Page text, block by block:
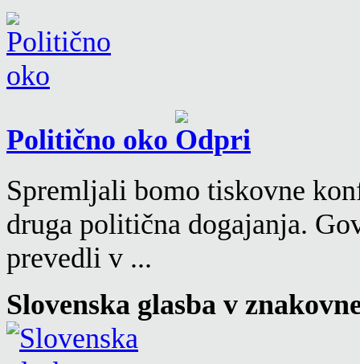
Politično oko
Spremljali bomo tiskovne
druga politična dogajanja.
prevedli v ...
Slovenska glasba v